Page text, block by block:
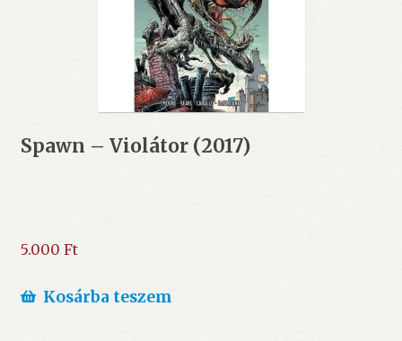
Spawn – Violátor (2017)
5.000 Ft
Kosárba teszem